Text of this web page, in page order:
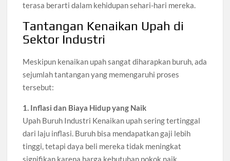
terasa berarti dalam kehidupan sehari-hari mereka.
Tantangan Kenaikan Upah di
Sektor Industri
Meskipun kenaikan upah sangat diharapkan buruh, ada
sejumlah tantangan yang memengaruhi proses
tersebut:
1. Inflasi dan Biaya Hidup yang Naik
Upah Buruh Industri Kenaikan upah sering tertinggal
dari laju inflasi. Buruh bisa mendapatkan gaji lebih
tinggi, tetapi daya beli mereka tidak meningkat
signifikan karena harga kebutuhan pokok naik.